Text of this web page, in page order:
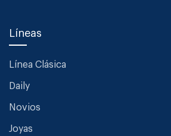
Líneas
Línea Clásica
Daily
Novios
Joyas